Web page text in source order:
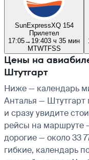
SunExpressXQ 154
Прилетел
17:05→ 19:403 ч 35 мин
MTWTFSS
Цены на
Штутгарт
Ниже — календарь
Анталья —
и сразу увидите
рейсы на маршруте
дорогие — около 33
гибкие, календарь